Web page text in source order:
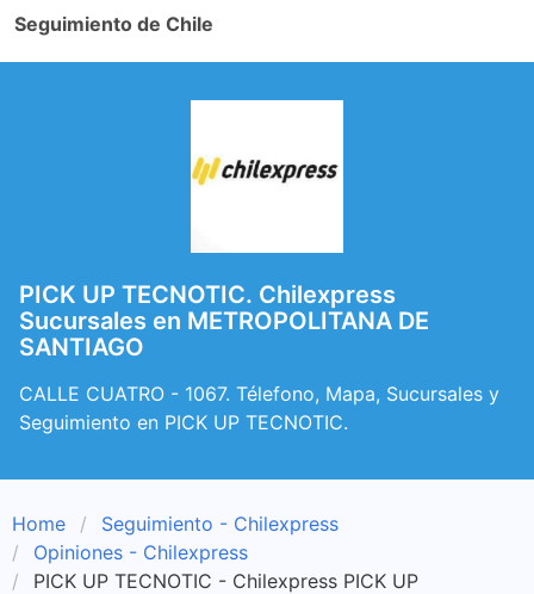
Seguimiento de Chile
PICK UP TECNOTIC. Chilexpress
Sucursales en METROPOLITANA DE
SANTIAGO
CALLE CUATRO - 1067. Télefono, Mapa, Sucursales y
Seguimiento en PICK UP TECNOTIC.
Home
Seguimiento - Chilexpress
Opiniones - Chilexpress
PICK UP TECNOTIC - Chilexpress PICK UP